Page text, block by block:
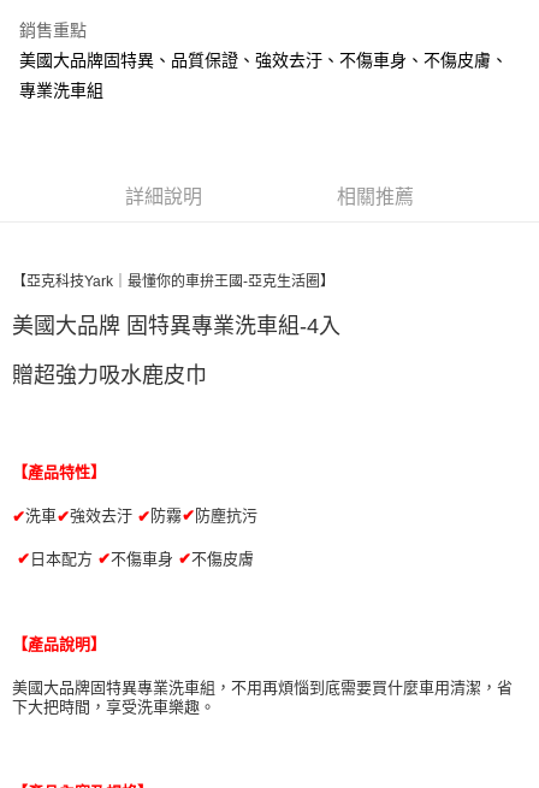
悠遊付
全盈+PAY
AFTEE先享後付是「在收到商品之後才付款」的支付方式。 讓您購物簡單
３．安心：先確認商品／服務後，再付款。
【「AFTEE先享後付」結帳流程】
結帳頁面，進行簡訊認證並確認金額後，即可完成結帳。
※ 請注意：結帳手續完成當下不需立刻繳費，但若您需要取消訂單，請聯絡
購買商品的店家。未經商家同意取消之訂單仍視為有效，需透過AFTEE先享
後付繳納相關費用。
※ 交易是否成功請以「AFTEE先享後付 」之結帳頁面顯示為準，若有關於
是否繳費成功／繳費後需取消欲退款等相關疑問，請聯繫「AFTEE先享後付
客戶支援中心」https://netprotections.freshdesk.com/support/home
１．透過由恩沛科技股份有限公司提供之「AFTEE先享後付」服務完成之交
易，需依本服務之必要範圍內提供個人資料，並將交易相關給付款項請求債
權轉讓予恩沛科技股份有限公司。
２．關於個人資料處理事宜，請瀏覽以下網址：
每筆NT$70，滿NT$490(含以上)免運費
付款後全家取貨 (運費70$)
每筆NT$70，滿NT$490(含以上)免運費
付款後萊爾富取貨 (運費70$)
每筆NT$70，滿NT$490(含以上)免運費
每筆NT$70，滿NT$490(含以上)免運費
付款後7-11取貨 (運費70$)
每筆NT$70，滿NT$490(含以上)免運費
銷售重點
美國大品牌固特異、品質保證、強效去汙、不傷車身、不傷皮膚、
專業洗車組
詳細說明 相關推薦
【亞克科技Yark｜最懂你的車拚王國-亞克生活圈】
美國大品牌 固特異專業洗車組-4入
贈超強力吸水鹿皮巾
【產品特性】
✔洗車✔強效去汙 ✔ 防霧✔ 防塵抗污
✔ 日本配方 ✔不傷車身 ✔不傷皮膚
【產品說明】
美國大品牌固特異專業洗車組，不用再煩惱到底需要買什麼車用清潔，省
下大把時間，享受洗車樂趣。